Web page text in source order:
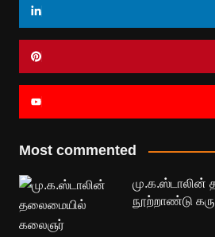
Most commented
நூற்றாண்டு